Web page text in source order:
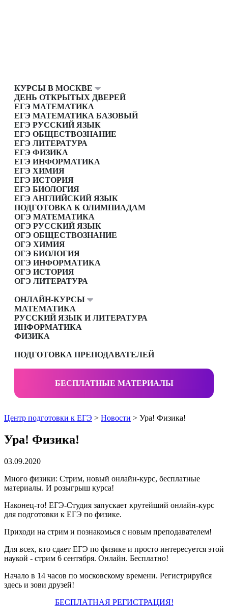
КУРСЫ В МОСКВЕ
ДЕНЬ ОТКРЫТЫХ ДВЕРЕЙ
ЕГЭ МАТЕМАТИКА
ЕГЭ МАТЕМАТИКА БАЗОВЫЙ
ЕГЭ РУССКИЙ ЯЗЫК
ЕГЭ ОБЩЕСТВОЗНАНИЕ
ЕГЭ ЛИТЕРАТУРА
ЕГЭ ФИЗИКА
ЕГЭ ИНФОРМАТИКА
ЕГЭ ХИМИЯ
ЕГЭ ИСТОРИЯ
ЕГЭ БИОЛОГИЯ
ЕГЭ АНГЛИЙСКИЙ ЯЗЫК
ПОДГОТОВКА К ОЛИМПИАДАМ
ОГЭ МАТЕМАТИКА
ОГЭ РУССКИЙ ЯЗЫК
ОГЭ ОБЩЕСТВОЗНАНИЕ
ОГЭ ХИМИЯ
ОГЭ БИОЛОГИЯ
ОГЭ ИНФОРМАТИКА
ОГЭ ИСТОРИЯ
ОГЭ ЛИТЕРАТУРА
ОНЛАЙН-КУРСЫ
МАТЕМАТИКА
РУССКИЙ ЯЗЫК И ЛИТЕРАТУРА
ИНФОРМАТИКА
ФИЗИКА
ПОДГОТОВКА ПРЕПОДАВАТЕЛЕЙ
БЕСПЛАТНЫЕ МАТЕРИАЛЫ
Центр подготовки к ЕГЭ > Новости > Ура! Физика!
Ура! Физика!
03.09.2020
Много физики: Стрим, новый онлайн-курс, бесплатные
материалы. И розыгрыш курса!
Наконец-то! ЕГЭ-Студия запускает крутейший онлайн-курс
для подготовки к ЕГЭ по физике.
Приходи на стрим и познакомься с новым преподавателем!
Для всех, кто сдает ЕГЭ по физике и просто интересуется этой
наукой - стрим 6 сентября. Онлайн. Бесплатно!
Начало в 14 часов по московскому времени. Регистрируйся
здесь и зови друзей!
БЕСПЛАТНАЯ РЕГИСТРАЦИЯ!